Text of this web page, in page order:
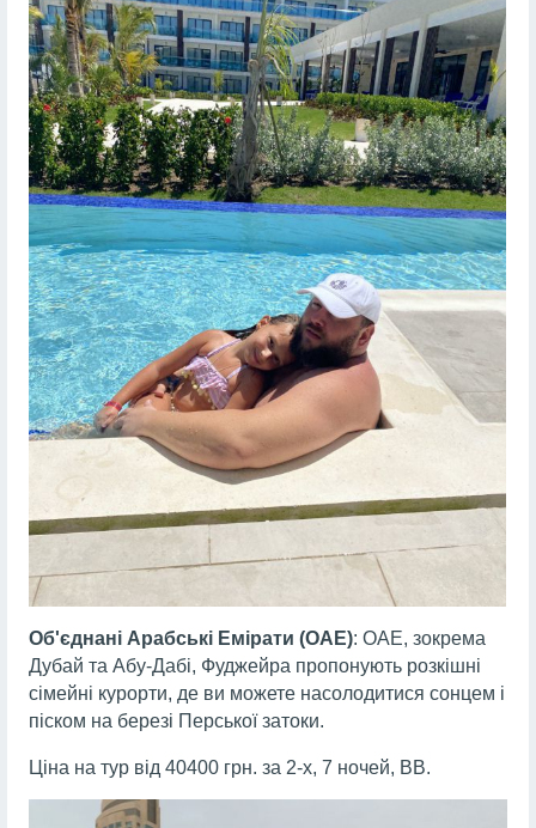
Об'єднані Арабські Емірати (ОАЕ): ОАЕ, зокрема
Дубай та Абу-Дабі, Фуджейра пропонують розкішні
сімейні курорти, де ви можете насолодитися сонцем і
піском на березі Перської затоки.
Ціна на тур від 40400 грн. за 2-х, 7 ночей, ВВ.